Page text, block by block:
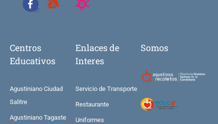
Centros
Educativos
Agustiniano Ciudad
Salitre
Agustiniano Tagaste
Enlaces de
Interes
Servicio de Transporte
Restaurante
Uniformes
Somos